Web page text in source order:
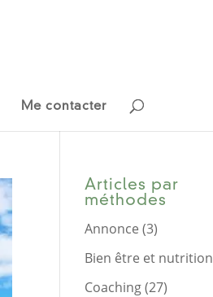
Me contacter
Articles par
méthodes
Annonce (3)
Bien être et nutrition
Coaching(27)